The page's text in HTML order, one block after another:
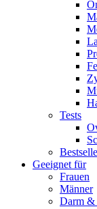
Tests
Geeignet für
Frauen
Männer
Darm &